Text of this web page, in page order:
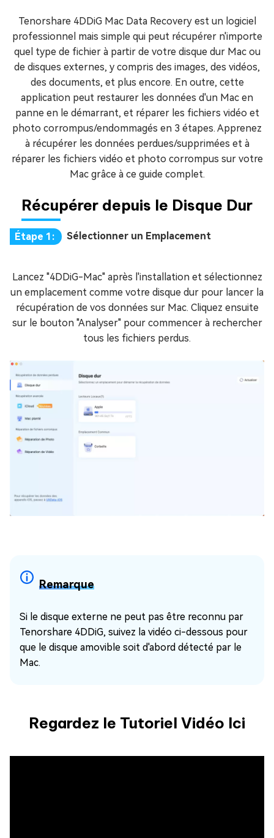
Tenorshare 4DDiG Mac Data Recovery est un logiciel
professionnel mais simple qui peut récupérer n'importe
quel type de fichier à partir de votre disque dur Mac ou
de disques externes, y compris des images, des vidéos,
des documents, et plus encore. En outre, cette
application peut restaurer les données d'un Mac en
panne en le démarrant, et réparer les fichiers vidéo et
photo corrompus/endommagés en 3 étapes. Apprenez
à récupérer les données perdues/supprimées et à
réparer les fichiers vidéo et photo corrompus sur votre
Mac grâce à ce guide complet.
Récupérer depuis le Disque Dur
Étape 1: Sélectionner un Emplacement
Lancez "4DDiG-Mac" après l'installation et sélectionnez
un emplacement comme votre disque dur pour lancer la
récupération de vos données sur Mac. Cliquez ensuite
sur le bouton "Analyser" pour commencer à rechercher
tous les fichiers perdus.
Remarque
Si le disque externe ne peut pas être reconnu par
Tenorshare 4DDiG, suivez la vidéo ci-dessous pour
que le disque amovible soit d'abord détecté par le
Mac.
Regardez le Tutoriel Vidéo Ici